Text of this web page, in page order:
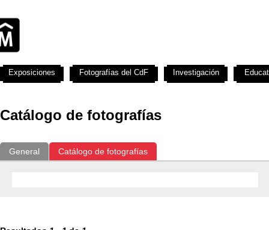
Catálogo de fotografías
General Catálogo de fotografías
Exposiciones Fotografías del CdF Investigación